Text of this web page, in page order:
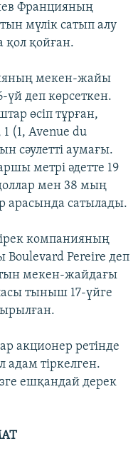
Францияның
мүлік сатып алу
қол қойған.
мекен-жайы
үй деп көрсеткен.
өсіп тұрған,
(1, Avenue du
сәулетті аумағы.
метрі әдетте 19
мен 38 мың
арасында сатылады.
компанияның
Boulevard Pereire деп
мекен-жайдағы
тыныш 17-үйге
акционер ретінде
адам тіркелген.
ешқандай дерек